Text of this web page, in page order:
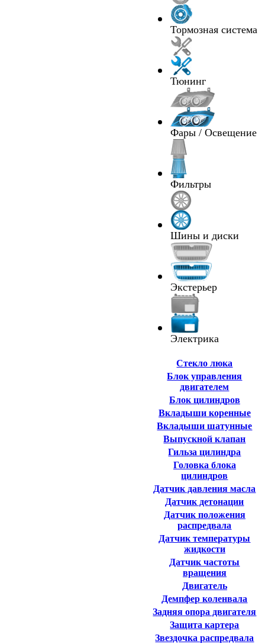
Тормозная система
Тюнинг
Фары / Освещение
Фильтры
Шины и диски
Экстерьер
Электрика
Cтекло люка
Блок управления
двигателем
Блок цилиндров
Вкладыши коренные
Вкладыши шатунные
Выпускной клапан
Гильза цилиндра
Головка блока
цилиндров
Датчик давления масла
Датчик детонации
Датчик положения
распредвала
Датчик температуры
жидкости
Датчик частоты
вращения
Двигатель
Демпфер коленвала
Задняя опора двигателя
Защита картера
Звездочка распредвала